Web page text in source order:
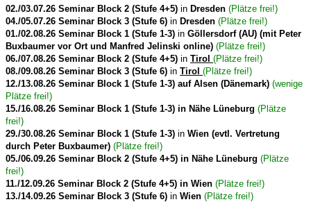
02./03.07.26 Seminar Block 2 (Stufe 4+5) in Dresden (Plätze frei!)
04./05.07.26 Seminar Block 3 (Stufe 6) in Dresden (Plätze frei!)
01./02.08.26 Seminar Block 1 (Stufe 1-3) in Göllersdorf (AU) (mit Peter
Buxbaumer vor Ort und Manfred Jelinski online) (Plätze frei!)
06./07.08.26 Seminar Block 2 (Stufe 4+5) in Tirol (Plätze frei!)
08./09.08.26 Seminar Block 3 (Stufe 6) in Tirol (Plätze frei!)
12./13.08.26 Seminar Block 1 (Stufe 1-3) auf Alsen (Dänemark) (wenige
Plätze frei!)
15./16.08.26 Seminar Block 1 (Stufe 1-3) in Nähe Lüneburg (Plätze
frei!)
29./30.08.26 Seminar Block 1 (Stufe 1-3) in Wien (evtl. Vertretung
durch Peter Buxbaumer) (Plätze frei!)
05./06.09.26 Seminar Block 2 (Stufe 4+5) in Nähe Lüneburg (Plätze
frei!)
11./12.09.26 Seminar Block 2 (Stufe 4+5) in Wien (Plätze frei!)
13./14.09.26 Seminar Block 3 (Stufe 6) in Wien (Plätze frei!)